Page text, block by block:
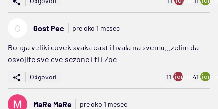
G Gost Pec pre oko 1 mesec
Bonga veliki covek svaka cast i hvala na svemu...zelim da
osvojite sve ove sezone i ti i Zoc
Odgovori 11 ion:minus
41
MaRe MaRe pre oko 1 mesec